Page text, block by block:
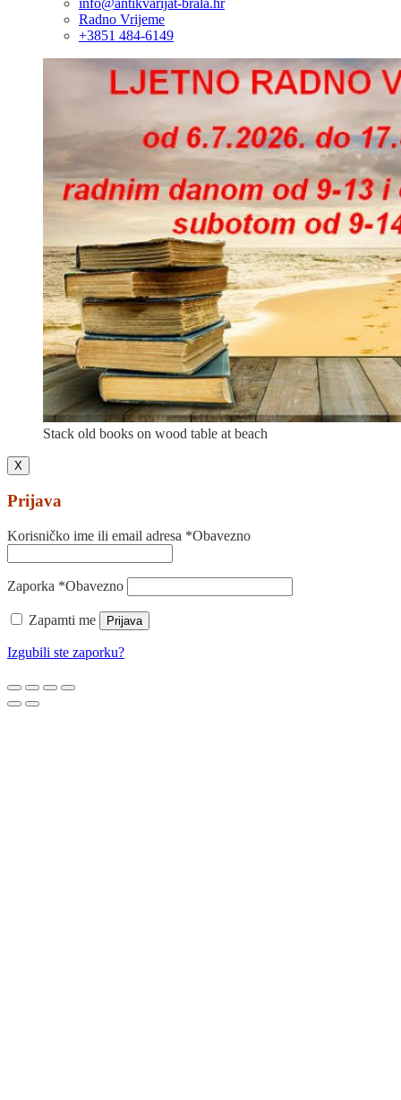
Radno Vrijeme
+3851 484-6149
Stack old books on wood table at beach
X
Prijava
Korisničko ime ili email adresa *Obavezno
Zaporka *Obavezno
Zapamti me Prijava
Izgubili ste zaporku?